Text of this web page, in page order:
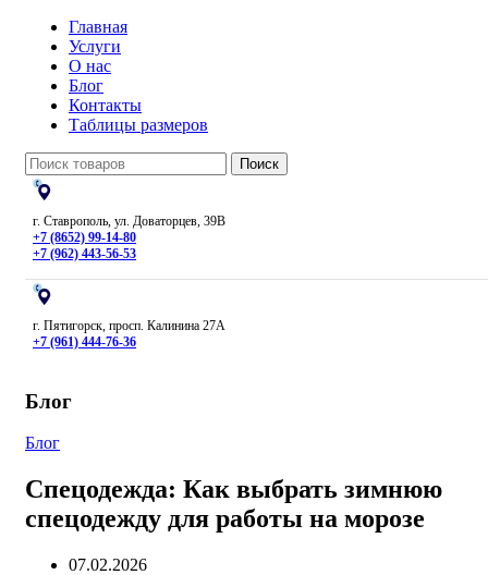
Главная
Услуги
О нас
Блог
Контакты
Таблицы размеров
Поиск
г. Ставрополь, ул. Доваторцев, 39В
+7 (8652) 99-14-80
+7 (962) 443-56-53
г. Пятигорск, просп. Калинина 27А
+7 (961) 444-76-36
Блог
Блог
Спецодежда: Как выбрать зимнюю
спецодежду для работы на морозе
07.02.2026